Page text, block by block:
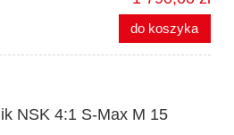
do koszyka
NSK 4:1 S-Max M 15